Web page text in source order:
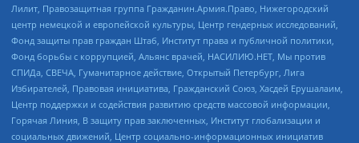
Лилит, Правозащитная группа Гражданин.Армия.Право, Нижегородский
центр немецкой и европейской культуры, Центр гендерных исследований,
Фонд защиты прав граждан Штаб, Институт права и публичной политики,
Фонд борьбы с коррупцией, Альянс врачей, НАСИЛИЮ.НЕТ, Мы против
СПИДа, СВЕЧА, Гуманитарное действие, Открытый Петербург, Лига
Избирателей, Правовая инициатива, Гражданский Союз, Хасдей Ерушалаим,
Центр поддержки и содействия развитию средств массовой информации,
Горячая Линия, В защиту прав заключенных, Институт глобализации и
социальных движений, Центр социально-информационных инициатив